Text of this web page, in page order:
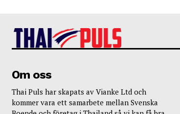
Om oss
Thai Puls har skapats av Vianke Ltd och
kommer vara ett samarbete mellan Svenska